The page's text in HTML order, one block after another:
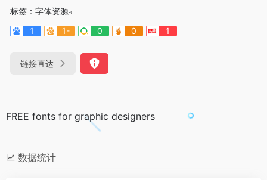
标签： 字体资源
1
1- 0 0 1
链接直达
FREE fonts for graphic designers
数据统计